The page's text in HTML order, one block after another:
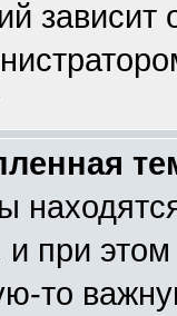
зависит
при
то